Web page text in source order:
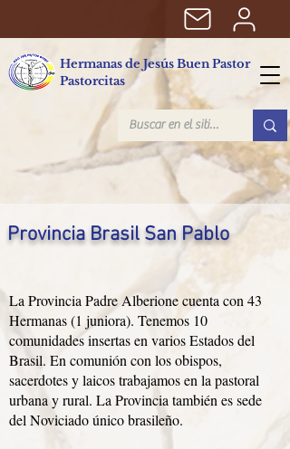
Hermanas de Jesús Buen Pastor
Pastorcitas
Provincia Brasil San Pablo
La Provincia Padre Alberione cuenta con 43
Hermanas (1 juniora). Tenemos 10
comunidades insertas en varios Estados del
Brasil. En comunión con los obispos,
sacerdotes y laicos trabajamos en la pastoral
urbana y rural. La Provincia también es sede
del Noviciado único brasileño.